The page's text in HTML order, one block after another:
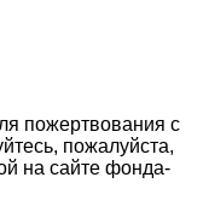
пожертвования с
пожалуйста,
на сайте фонда-